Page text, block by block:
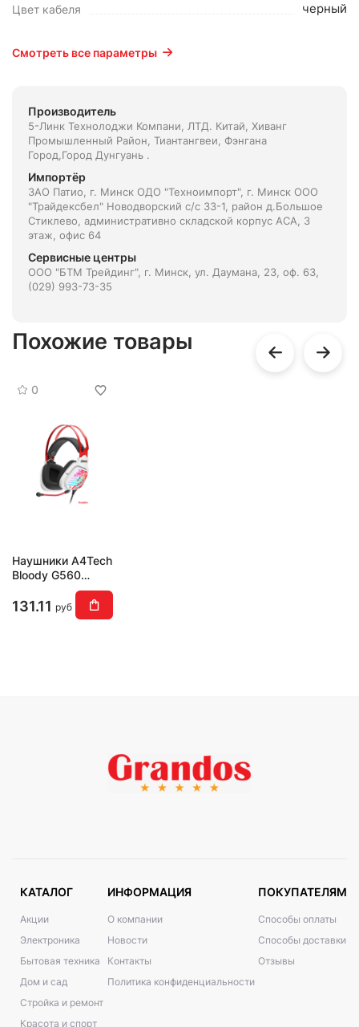
Цвет кабеля черный
Смотреть все параметры
Производитель
5-Линк Технолоджи Компани, ЛТД. Китай, Xиванг
Промышленный Район, Тиантангвеи, Фэнгана
Город,Город Дунгуань .
Импортёр
ЗАО Патио, г. Минск ОДО "Техноимпорт", г. Минск ООО
"Трайдексбел" Новодворский с/с 33-1, район д.Большое
Стиклево, административно складской корпус АСА, 3
этаж, офис 64
Сервисные центры
ООО "БТМ Трейдинг", г. Минск, ул. Даумана, 23, оф. 63,
(029) 993-73-35
Похожие товары
0
Наушники A4Tech
Bloody G560
131.11 руб
КАТАЛОГ
Акции
Электроника
Бытовая техника
Дом и сад
Стройка и ремонт
Красота и спорт
ИНФОРМАЦИЯ
О компании
Новости
Контакты
Политика конфиденциальности
ПОКУПАТЕЛЯМ
Способы оплаты
Способы доставки
Отзывы